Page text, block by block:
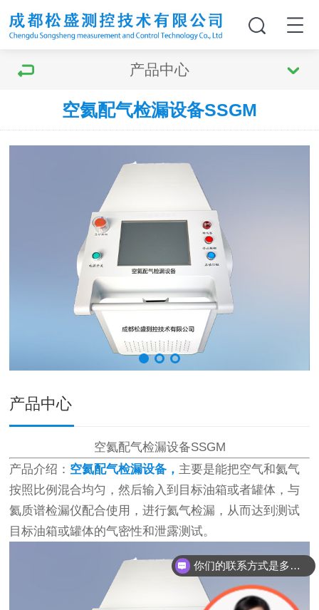
产品中心
空氦配气检漏设备SSGM
产品中心
空氦配气检漏设备SSGM
产品介绍： 空氦配气检漏设备， 主要是能把空气和氦气
按照比例混合均匀，然后输入到目标油箱或者罐体，与
氦质谱检漏仪配合使用，进行氦气检漏，从而达到测试
目标油箱或罐体的气密性和泄露测试。
你们的联系方式是多少？